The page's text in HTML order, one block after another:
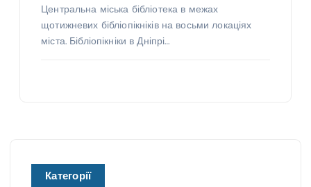
Центральна міська бібліотека в межах
щотижневих бібліопікніків на восьми локаціях
міста. Бібліопікніки в Дніпрі…
Категорії